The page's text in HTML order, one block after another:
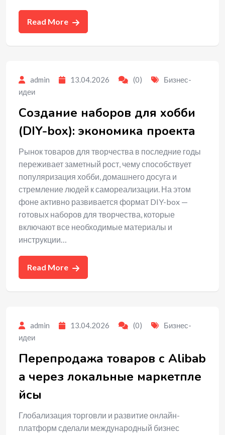
Read More
admin 13.04.2026 (0)
Бизнес-
идеи
Создание наборов для хобби
(DIY-box): экономика проекта
Рынок товаров для творчества в последние годы
переживает заметный рост, чему способствует
популяризация хобби, домашнего досуга и
стремление людей к самореализации. На этом
фоне активно развивается формат DIY-box —
готовых наборов для творчества, которые
включают все необходимые материалы и
инструкции…
Read More
admin 13.04.2026 (0)
Бизнес-
идеи
Перепродажа товаров с Alibab
a через локальные маркетпле
йсы
Глобализация торговли и развитие онлайн-
платформ сделали международный бизнес